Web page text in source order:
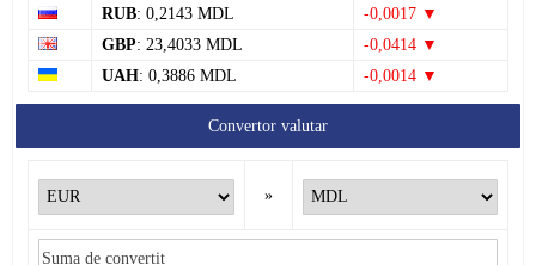
RUB: 0,2143 MDL
-0,0017 ▼
GBP: 23,4033 MDL
-0,0414 ▼
UAH: 0,3886 MDL -0,0014 ▼
Convertor valutar
»